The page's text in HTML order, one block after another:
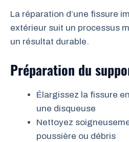
La réparation d’une fissure
extérieur suit un processus
un résultat durable.
Préparation du
Élargissez la fissure
une disqueuse
Nettoyez
poussière ou débris